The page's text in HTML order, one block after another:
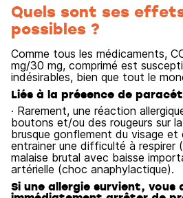
Quels sont ses
possibles ?
Comme tous les médicaments,
mg/30 mg, comprimé est
indésirables, bien que tout le
Liés à la présence de
· Rarement, une réaction
boutons et/ou des rougeurs sur
brusque gonflement du visage et
entrainer une difficulté à respirer
malaise brutal avec baisse
artérielle (choc anaphylactique).
Si une allergie survient, vous